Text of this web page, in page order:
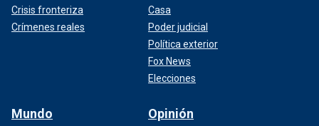
Crisis fronteriza
Crímenes reales
Casa
Poder judicial
Política exterior
Fox News
Elecciones
Mundo Opinión